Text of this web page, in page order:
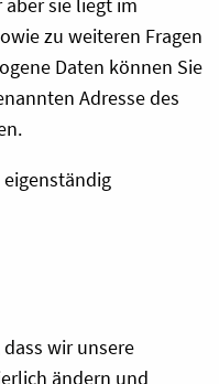
sie liegt im
zu weiteren Fragen
Daten können Sie
Adresse des
eigenständig
wir unsere
ändern und